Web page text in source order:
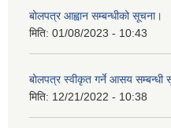
बोलपत्र आह्वान सम्बन्धीको सूचना।
मिति: 01/08/2023 - 10:43
बोलपत्र स्वीकृत गर्ने आसय सम्बन्धी
मिति: 12/21/2022 - 10:38